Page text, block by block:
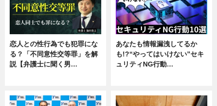
恋人との性行為でも犯罪にな
る？「不同意性交等罪」を解
説【弁護士に聞く男…
あなたも情報漏洩してるか
も!?“やってはいけない”セキ
ュリティNG行動…